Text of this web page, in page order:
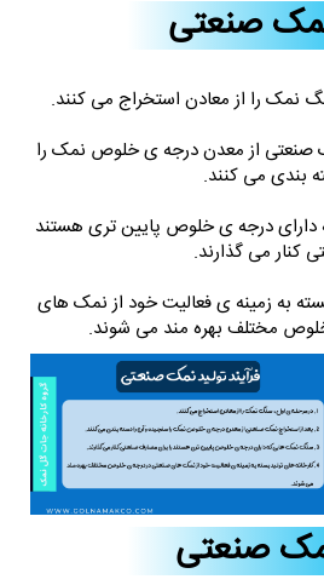
نمک صنعتی
نمک را از معادن استخراج می کنند.
صنعتی از معدن درجه ی خلوص نمک را
بندی می کنند.
درجه ی خلوص پایین تری هستند
کنار می گذارند.
به زمینه ی فعالیت خود از نمک های
مختلف بهره مند می شوند.
صنعتی